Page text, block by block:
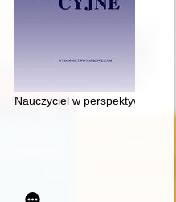
dwunastowiecznego traktatu
Nauczyciel w perspektywie